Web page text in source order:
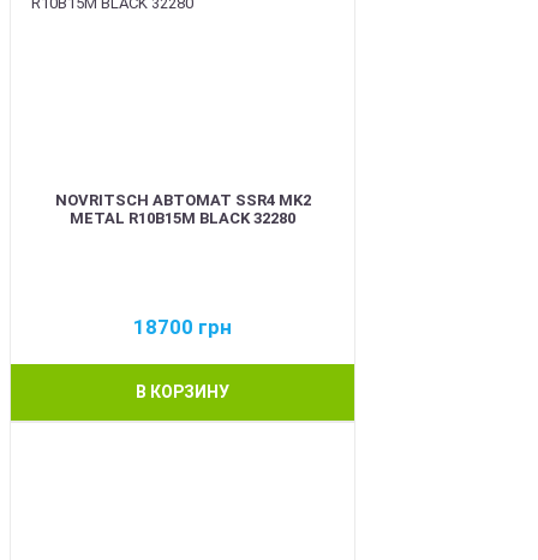
NOVRITSCH АВТОМАТ SSR4 MK2
METAL R10B15M BLACK 32280
18700 грн
В КОРЗИНУ